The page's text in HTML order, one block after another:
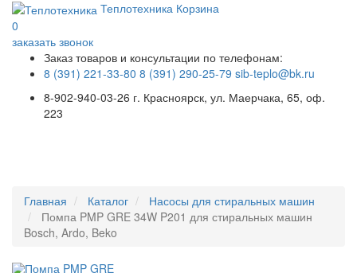
Теплотехника Корзина
0
заказать звонок
Заказ товаров и консультации по телефонам:
8 (391) 221-33-80 8 (391) 290-25-79 sib-teplo@bk.ru
8-902-940-03-26 г. Красноярск, ул. Маерчака, 65, оф.
223
Главная Каталог
Насосы для стиральных машин
Помпа PMP GRE 34W P201 для стиральных машин
Bosch, Ardo, Beko